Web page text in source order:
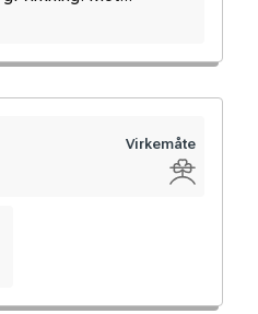
Virkemåte